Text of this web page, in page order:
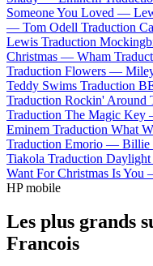
Someone You Loved —
— Tom Odell Traduction
Lewis Traduction
Christmas — Wham
Traduction Flowers —
Teddy Swims Traduction
Traduction Rockin' Around
Traduction The Magic
Eminem Traduction What
Traduction Emorio — Billie
Tiakola Traduction
Want For Christmas Is You
HP mobile
Les plus grands
Francois